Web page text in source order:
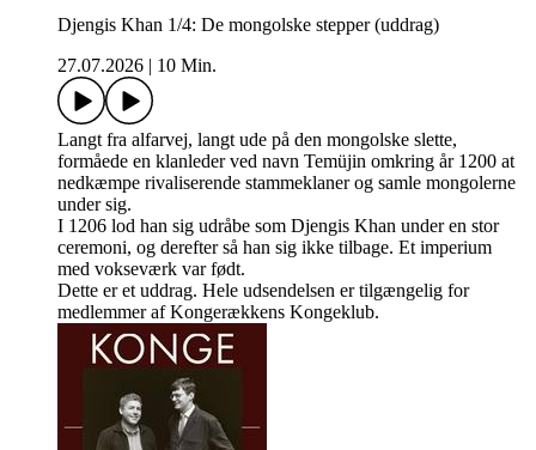
Djengis Khan 1/4: De mongolske stepper (uddrag)
27.07.2026
10 Min.
Langt fra alfarvej, langt ude på den mongolske slette,
formåede en klanleder ved navn Temüjin omkring år 1200 at
nedkæmpe rivaliserende stammeklaner og samle mongolerne
under sig.
I 1206 lod han sig udråbe som Djengis Khan under en stor
ceremoni, og derefter så han sig ikke tilbage. Et imperium
med vokseværk var født.
Dette er et uddrag. Hele udsendelsen er tilgængelig for
medlemmer af Kongerækkens Kongeklub.